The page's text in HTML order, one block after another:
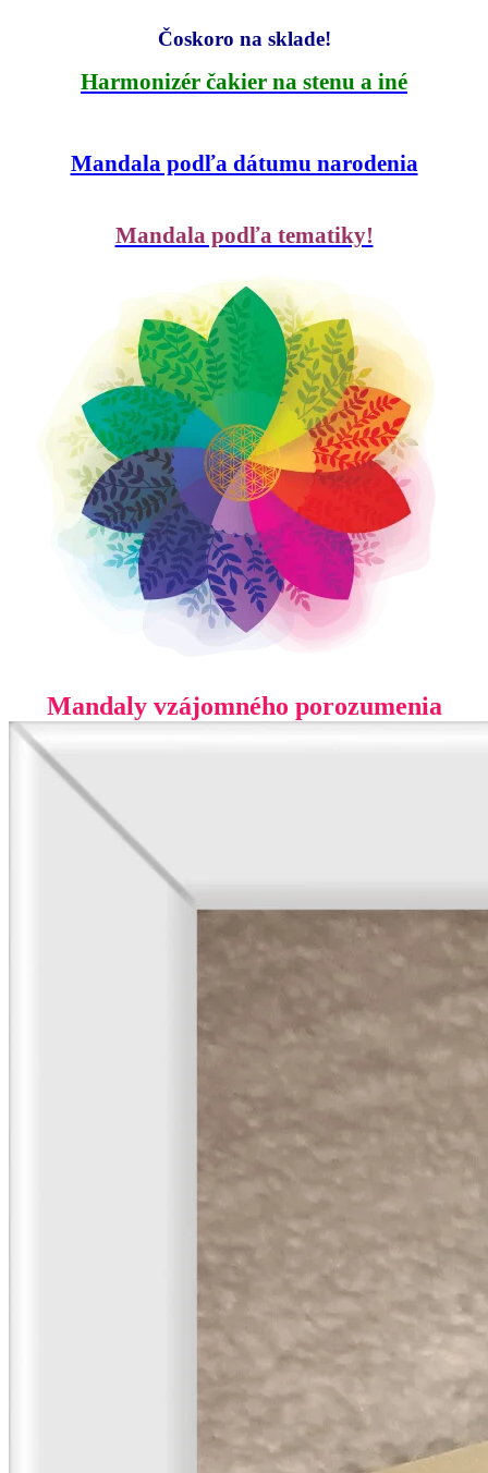
Čoskoro na sklade!
Harmonizér čakier na stenu a iné
Mandala podľa dátumu narodenia
Mandala podľa tematiky!
Mandaly vzájomného porozumenia